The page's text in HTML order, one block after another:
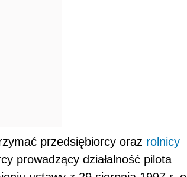
przedsiębiorcy oraz rolnicy
prowadzący działalność pilota